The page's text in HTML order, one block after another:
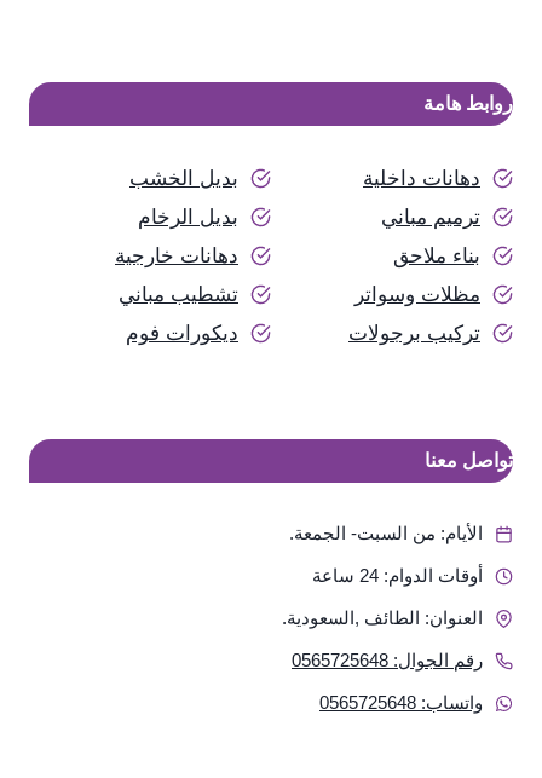
روابط هامة
دهانات داخلية
بديل الخشب
ترميم مباني
بديل الرخام
بناء ملاحق
دهانات خارجية
مظلات وسواتر
تشطيب مباني
تركيب برجولات
ديكورات فوم
تواصل معنا
الأيام: من السبت- الجمعة.
أوقات الدوام: 24 ساعة
العنوان: الطائف ,السعودية.
رقم الجوال: 0565725648
واتساب: 0565725648